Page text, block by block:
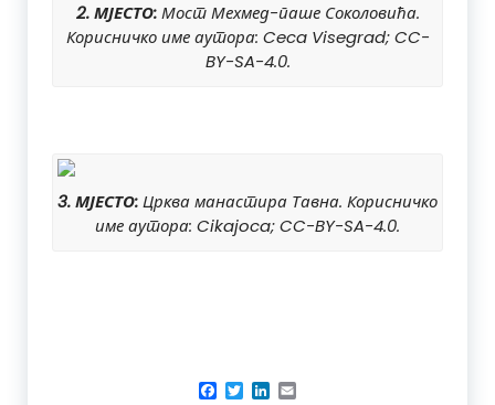
2. МЈЕСТО:Мост Мехмед-паше Соколовића.
Корисничко име аутора: Ceca Visegrad; CC-
BY-SA-4.0.
3. МЈЕСТО:Црква манастира Тавна. Корисничко
име аутора: Cikajoca; CC-BY-SA-4.0.
Facebook
TwitterLinkedIn